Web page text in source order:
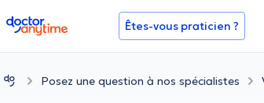
doctoranytime Êtes-vous praticien ?
Posez une question à nos spécialistes